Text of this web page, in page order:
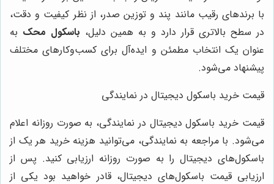
برندهای رقیب مانند پند و توزین صدر، از نظر کیفیت و دقت،
سطح بالاتری قرار دارد و به همین دلیل،باسکول محکبه
یک انتخاب مطمئن و ایده‌آل برای کسب‌وکارهای مختلف
می‌شود.
خرید باسکول دیجیتال در نمایندگی
خرید باسکول دیجیتال در نمایندگی، به صورت روزانه اعلام
با مراجعه به نمایندگی، می‌توانید هزینه خرید هر یک از
دیجیتال را به صورت روزانه ارزیابی کنید. پس از
قیمت باسکول‌های دیجیتال، قادر خواهید بود یکی از